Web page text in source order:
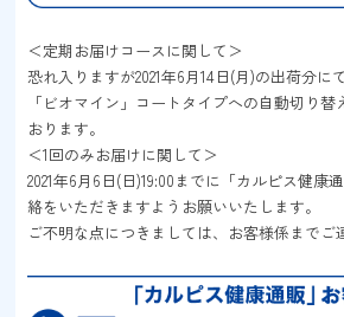
＜定期お届けコースに関して＞
恐れ入りますが2021年6月14日(月)の出荷分に
「ビオマイン」コートタイプへの自動切り
おります。
＜1回のみお届けに関して＞
2021年6月6日(日)19:00までに「カルピス健康
絡をいただきますようお願いいたします。
ご不明な点につきましては、お客様係までご